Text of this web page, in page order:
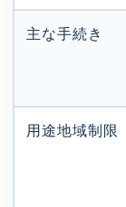
主な手続き
用途地域制限